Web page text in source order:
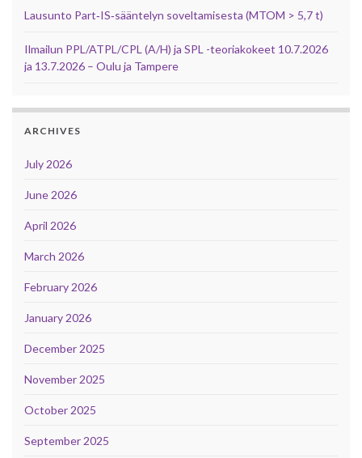
Lausunto Part‑IS‑sääntelyn soveltamisesta (MTOM > 5,7 t)
Ilmailun PPL/ATPL/CPL (A/H) ja SPL -teoriakokeet 10.7.2026
ja 13.7.2026 – Oulu ja Tampere
ARCHIVES
July 2026
June 2026
April 2026
March 2026
February 2026
January 2026
December 2025
November 2025
October 2025
September 2025